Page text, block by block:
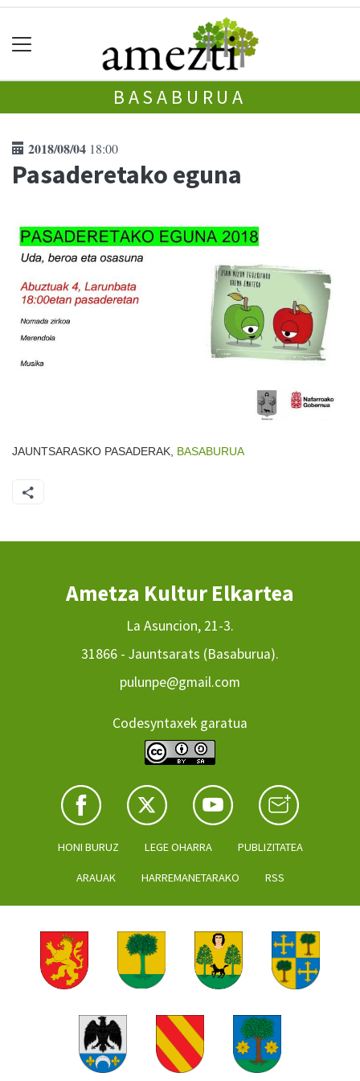
BASABURUA
2018/08/04 18:00
Pasaderetako eguna
JAUNTSARASKO PASADERAK, BASABURUA
Ametza Kultur Elkartea
La Asuncion, 21-3.
31866 - Jauntsarats (Basaburua).
pulunpe@gmail.com
Codesyntaxek garatua
HONI BURUZ LEGE OHARRA PUBLIZITATEA
ARAUAK HARREMANETARAKO RSS